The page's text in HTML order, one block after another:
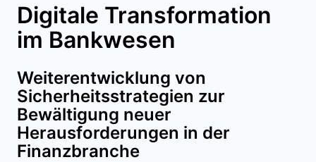
Digitale Transformation
im Bankwesen
Weiterentwicklung von
Sicherheitsstrategien zur
Bewältigung neuer
Herausforderungen in der
Finanzbranche